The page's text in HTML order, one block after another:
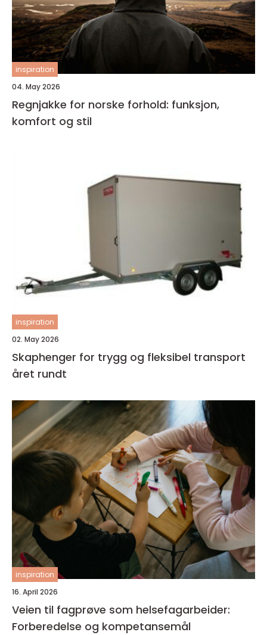
inspiration
04. May 2026
Regnjakke for norske forhold: funksjon,
komfort og stil
inspiration
02. May 2026
Skaphenger for trygg og fleksibel transport
året rundt
inspiration
16. April 2026
Veien til fagprøve som helsefagarbeider:
Forberedelse og kompetansemål